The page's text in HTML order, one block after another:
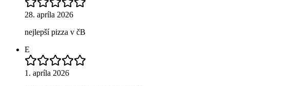
28. apríla 2026
nejlepší pizza v čB
E
1. apríla 2026